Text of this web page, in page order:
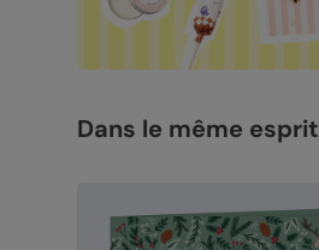
Dans le même esprit